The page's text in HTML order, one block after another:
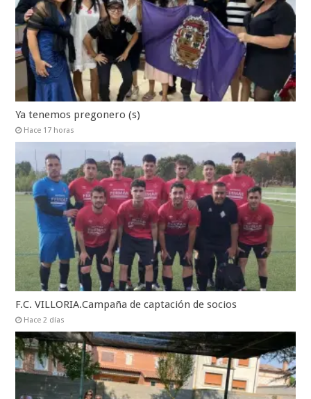
Ya tenemos pregonero (s)
Hace 17 horas
F.C. VILLORIA.Campaña de captación de socios
Hace 2 días